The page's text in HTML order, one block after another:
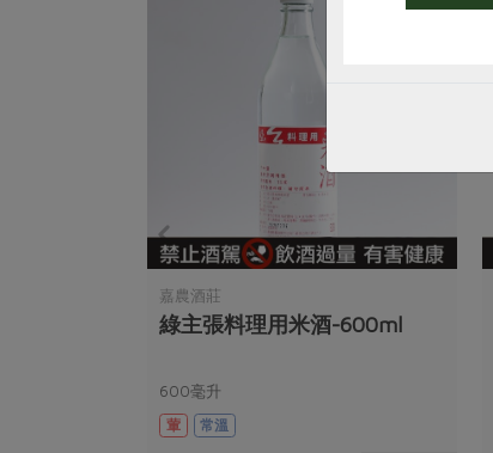
嘉農酒莊
綠主張料理用米酒-600ml
600毫升
葷
常溫